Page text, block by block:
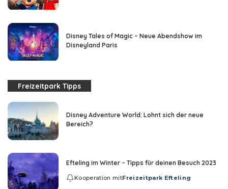
Disney Tales of Magic – Neue Abendshow im
Disneyland Paris
Freizeitpark Tipps
Disney Adventure World: Lohnt sich der neue
Bereich?
Efteling im Winter – Tipps für deinen Besuch 2023
Kooperation mitFreizeitpark Efteling